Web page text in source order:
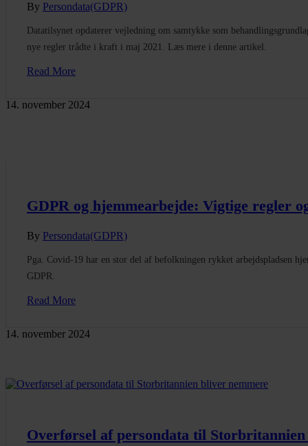
By Persondata(GDPR)
Datatilsynet opdaterer vejledning om samtykke som
nye regler trådte i kraft i maj 2021. Læs mere i denne artikel.
Read More
14. november 2024
GDPR og hjemmearbejde: Vigtige regler
By Persondata(GDPR)
Pga. Covid-19 har en stor del af befolkningen rykket arbejdspladsen
GDPR.
Read More
14. november 2024
Overførsel af persondata til